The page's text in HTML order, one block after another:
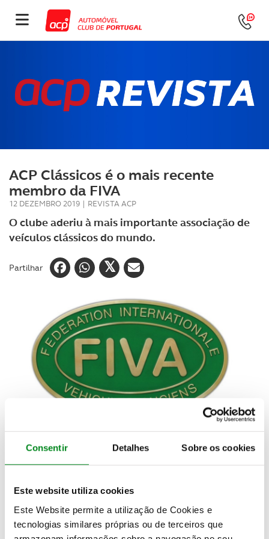
Consentir Detalhes Sobre os cookies
Este website utiliza cookies
Este Website permite a utilização de Cookies e
tecnologias similares próprias ou de terceiros que
ACP Clássicos é o mais recente
membro da FIVA
12 DEZEMBRO 2019 | REVISTA ACP
O clube aderiu à mais importante associação de
veículos clássicos do mundo.
Partilhar
Após longas negociações, o ACP Clássicos passou a
Antigas (FIVA). Com esta ligação a uma federação
de referência, o ACP Clássicos reforça o seu papel
na promoção dos veículos antigos.